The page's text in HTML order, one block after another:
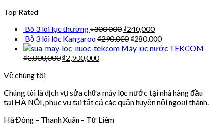
Top Rated
Bô 3 lõi lọc thường₫300,000 ₫240,000
Bộ 3 lõi lọc Kangaroo₫290,000 ₫280,000
Máy lọc nước TEKCOM
₫3,000,000 ₫2,900,000
Về chúng tôi
Chúng tôi là dịch vụ sửa chữa máy lọc nước tại nhà hàng đầu
tại HÀ NỘI, phục vụ tại tất cả các quận huyện nội ngoại thành.
Hà Đông – Thanh Xuân – Từ Liêm